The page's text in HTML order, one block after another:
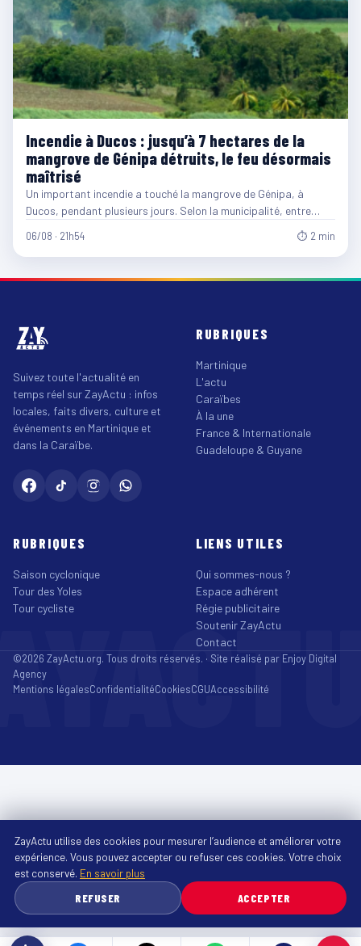
Incendie à Ducos : jusqu’à 7 hectares de la
mangrove de Génipa détruits, le feu désormais
maîtrisé
Un important incendie a touché la mangrove de Génipa, à
Ducos, pendant plusieurs jours. Selon la municipalité, entre…
06/08 · 21h54 ⏱ 2 min
Suivez toute l'actualité en
temps réel sur ZayActu : infos
locales, faits divers, culture et
événements en Martinique et
dans la Caraïbe.
RUBRIQUES
Martinique
L'actu
Caraïbes
À la une
France & Internationale
Guadeloupe & Guyane
RUBRIQUES
Saison cyclonique
Tour des Yoles
Tour cycliste
LIENS UTILES
Qui sommes-nous ?
Espace adhérent
Régie publicitaire
Soutenir ZayActu
Contact
©2026 ZayActu.org. Tous droits réservés. · Site réalisé par Enjoy Digital
Agency
Mentions légalesConfidentialitéCookiesCGUAccessibilité
ZayActu utilise des cookies pour mesurer l’audience et améliorer votre
expérience. Vous pouvez accepter ou refuser ces cookies. Votre choix
est conservé. En savoir plus
REFUSER
ACCEPTER